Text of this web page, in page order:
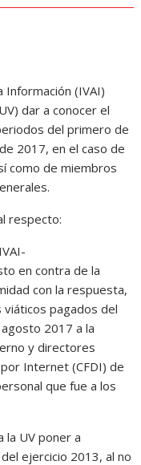
Información (IVAI)
dar a conocer el
del primero de
2017, en el caso de
como de miembros
respecto:
en contra de la
con la respuesta,
pagados del
2017 a la
y directores
Internet (CFDI) de
que fue a los
la UV poner a
ejercicio 2013, al no